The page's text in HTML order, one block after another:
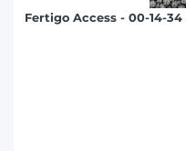
Fertigo Access - 00-14-34